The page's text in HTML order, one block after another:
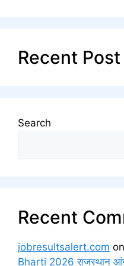
Recent Post
Search
Recent
jobresultsalert.com on
Bharti 2026 राजस्थान